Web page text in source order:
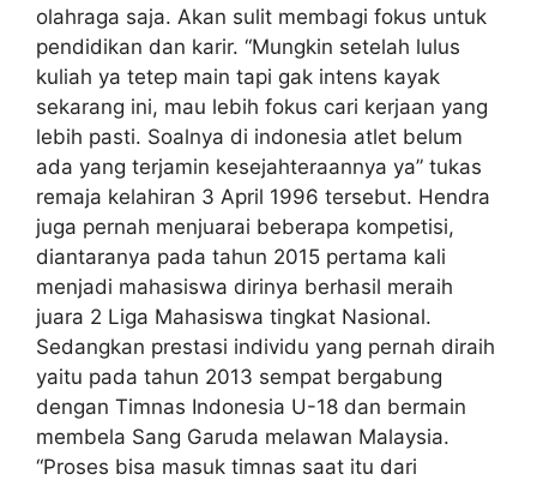
olahraga saja. Akan sulit membagi fokus untuk
pendidikan dan karir. “Mungkin setelah lulus
kuliah ya tetep main tapi gak intens kayak
sekarang ini, mau lebih fokus cari kerjaan yang
lebih pasti. Soalnya di indonesia atlet belum
ada yang terjamin kesejahteraannya ya” tukas
remaja kelahiran 3 April 1996 tersebut. Hendra
juga pernah menjuarai beberapa kompetisi,
diantaranya pada tahun 2015 pertama kali
menjadi mahasiswa dirinya berhasil meraih
juara 2 Liga Mahasiswa tingkat Nasional.
Sedangkan prestasi individu yang pernah diraih
yaitu pada tahun 2013 sempat bergabung
dengan Timnas Indonesia U-18 dan bermain
membela Sang Garuda melawan Malaysia.
“Proses bisa masuk timnas saat itu dari